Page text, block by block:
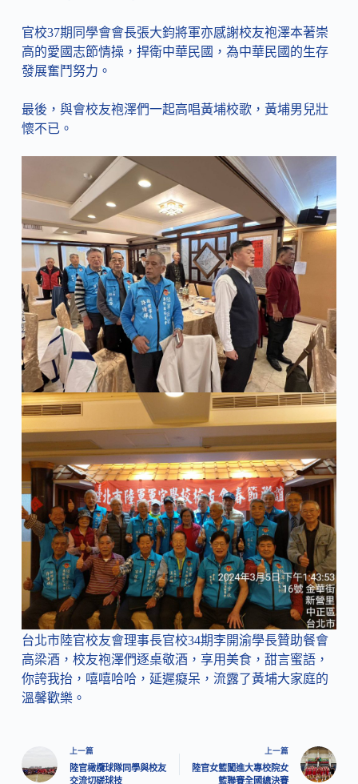
官校37期同學會會長張大鈞將軍亦感謝校友袍澤本著崇
高的愛國志節情操，捍衛中華民國，為中華民國的生存
發展奮鬥努力。
最後，與會校友袍澤們一起高唱黃埔校歌，黃埔男兒壯
懷不已。
台北市陸官校友會理事長官校34期李開渝學長贊助餐會
高梁酒，校友袍澤們逐桌敬酒，享用美食，甜言蜜語，
你誇我抬，嘻嘻哈哈，延遲癡呆，流露了黃埔大家庭的
溫馨歡樂。
上一篇
陸官橄欖球隊同學與校友
交流切磋球技
上一篇
陸官女籃闖進大專校院女
籃聯賽全國總決賽